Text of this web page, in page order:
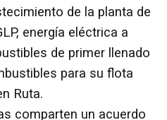
de la planta de
energía eléctrica a
de primer llenado
para su flota
Ruta.
comparten un acuerdo